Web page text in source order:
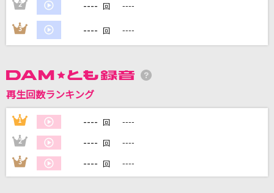
DAMの新曲・ランキングなど
DAMに会員登録・ログインして
カラオケをもっと楽しもう！
2 ---- 回 ----
3 ---- 回 ----
再生回数ランキング
1 ---- 回 ----
2 ---- 回 ----
3 ---- 回 ----